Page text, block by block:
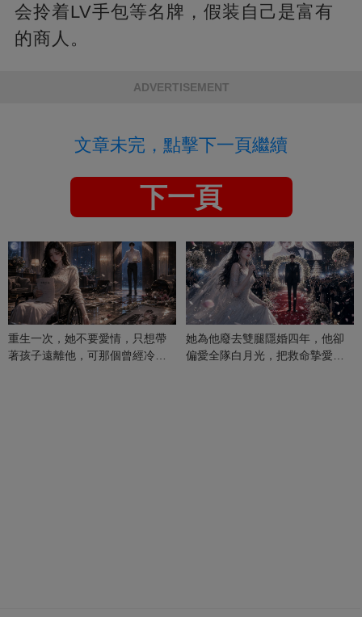
会拎着LV手包等名牌，假装自己是富有
的商人。
ADVERTISEMENT
文章未完，點擊下一頁繼續
下一頁
重生一次，她不要愛情，只想帶
著孩子遠離他，可那個曾經冷漠
她為他廢去雙腿隱婚四年，他卻
偏愛全隊白月光，把救命摯愛當